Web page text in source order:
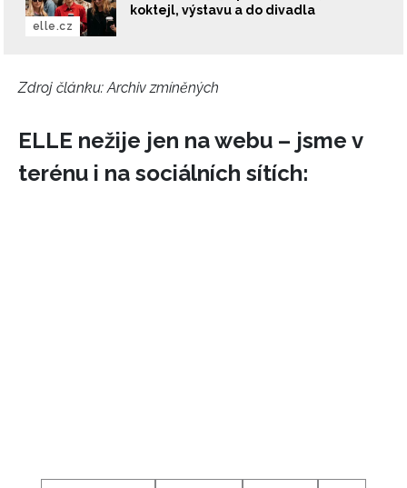
Vašimi údaji pracovat zejména k organizaci a
vyhodnocení akce a zasílání novinek.
informace od našich partnerů? Pokud souhlasíte se
zpracováním údajů k tomuto účelu podle
koktejl, výstavu a do divadla
elle.cz
Zdroj článku: Archiv zmíněných
ELLE nežije jen na webu – jsme v
terénu i na sociálních sítích: